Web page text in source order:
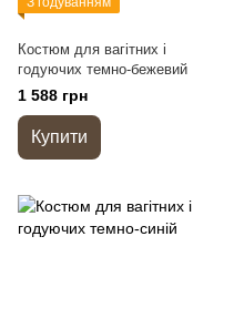
Костюм для вагітних і
годуючих темно-бежевий
1 588 грн
Купити